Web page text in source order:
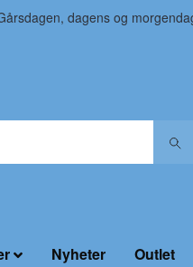
dagens og
Nyheter Outlet